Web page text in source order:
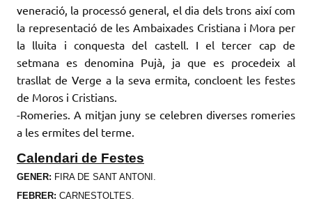
veneració, la processó general, el dia dels trons així com
la representació de les Ambaixades Cristiana i Mora per
la lluita i conquesta del castell. I el tercer cap de
setmana es denomina Pujà, ja que es procedeix al
trasllat de Verge a la seva ermita, concloent les festes
de Moros i Cristians.
-Romeries. A mitjan juny se celebren diverses romeries
a les ermites del terme.
Calendari de Festes
GENER: FIRA DE SANT ANTONI.
FEBRER: CARNESTOLTES.